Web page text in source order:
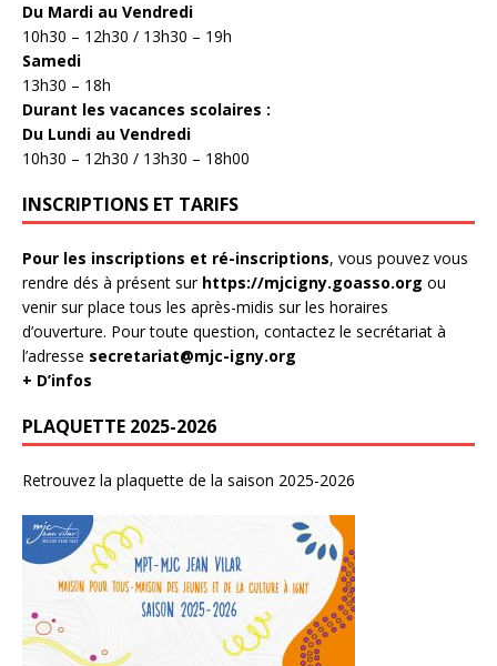
Du Mardi au Vendredi
10h30 – 12h30 / 13h30 – 19h
Samedi
13h30 – 18h
Durant les vacances scolaires :
Du Lundi au Vendredi
10h30 – 12h30 / 13h30 – 18h00
INSCRIPTIONS ET TARIFS
Pour les inscriptions et ré-inscriptions, vous pouvez vous
rendre dés à présent sur https://mjcigny.goasso.org ou
venir sur place tous les après-midis sur les horaires
d’ouverture. Pour toute question, contactez le secrétariat à
l’adresse secretariat@mjc-igny.org
+ D’infos
PLAQUETTE 2025-2026
Retrouvez la plaquette de la saison 2025-2026